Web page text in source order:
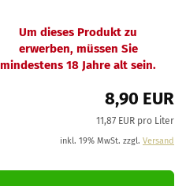
Um dieses Produkt zu
erwerben, müssen Sie
mindestens 18 Jahre alt sein.
8,90 EUR
11,87 EUR pro Liter
inkl. 19% MwSt. zzgl. Versand